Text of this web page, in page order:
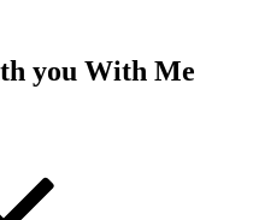
you With Me